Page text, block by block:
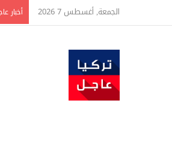
الجمعة, أغسطس 7 2026 أخبار